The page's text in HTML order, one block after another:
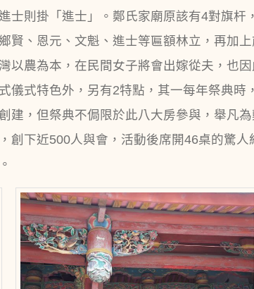
士則掛「進士」。鄭氏家廟原該有4對旗
賢、恩元、文魁、進士等匾額林立，再加
以農為本，在民間女子將會出嫁從夫，也
儀式特色外，另有2特點，其一每年祭典
建，但祭典不侷限於此八大房參與，舉凡
創下近500人與會，活動後席開46桌的驚